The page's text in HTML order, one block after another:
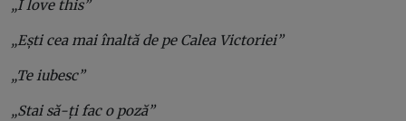
„I love this”
„Ești cea mai înaltă de pe Calea Victoriei”
„Te iubesc”
„Stai să-ți fac o poză”